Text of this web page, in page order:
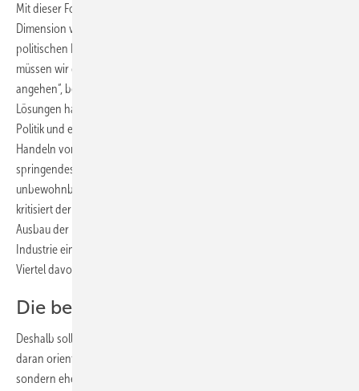
Mit dieser Forderung denkt er die Energiewende nicht mehr in der
Dimension von einzelnen Ländern, sondern global. „Statt des
politischen Klein-klein und betriebswirtschaftlicher Verkürzung
müssen wir das Thema endlich volkswirtschaftlich und global
angehen“, betont Goldbeck. „Unsere Branche, die die technischen
Lösungen hat, verhungert in Deutschland am ausgestreckten Arm der
Politik und einer etablierten Lobby, die auf Klimagipfeln seit Jahren
Handeln vortäuscht. Währenddessen produziert unser zu kurz
springendes Handeln immer neue Probleme, die ganze Landstriche
unbewohnbar machen und Menschen in die Flucht hierher schlagen“,
kritisiert der Präsident des BSW-Solar. Goldbeck rechnet vor, dass der
Ausbau der Photovoltaik und der Aufbau einer entsprechenden
Industrie einst bundesweit 400.000 Jobs geschaffen hat. „Gut ein
Viertel davon haben wir schon wieder verloren“, sagt er.
Die bestmögliche Lösung suchen
Deshalb sollte sich die Bundesregierung ihr Handeln nicht mehr nur
daran orientieren, was öffentlich relevant und vermittelbar ist,
sondern eher an der bestmöglichen Lösung. „Reale Schritte dahin